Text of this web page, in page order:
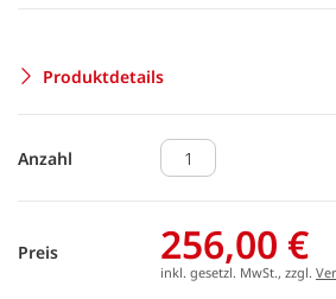
Produktdetails
Anzahl
Preis 256,00 €
inkl. gesetzl. MwSt., zzgl.